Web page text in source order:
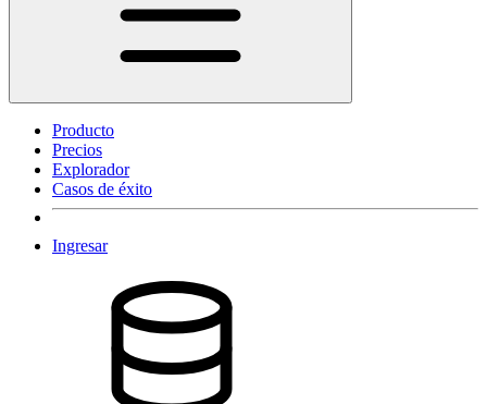
Producto
Precios
Explorador
Casos de éxito
Ingresar